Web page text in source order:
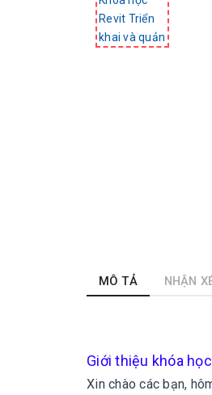
MÔ TẢ NHẬN
Giới thiệu khóa
Xin chào các bạn,